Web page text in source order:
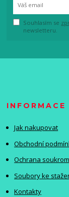
Souhlasím se
newsletteru.
Jak nakupovat
Obchodní
Ochrana
Soubory ke
Kontakty